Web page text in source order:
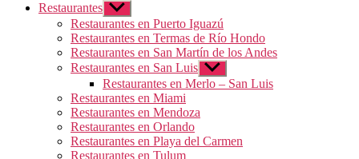
Restaurantes Mostrar
el
submenú
Restaurantes en Puerto Iguazú
Restaurantes en Termas de Río Hondo
Restaurantes en San Martín de los Andes
Restaurantes en San Luis Mostrar
el
submenú
Restaurantes en Merlo – San Luis
Restaurantes en Miami
Restaurantes en Mendoza
Restaurantes en Orlando
Restaurantes en Playa del Carmen
Restaurantes en Tulum